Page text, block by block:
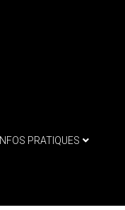
INFOS PRATIQUES